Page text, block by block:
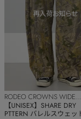
RODEO CROWNS WIDE
BOWL
【UNISEX】SHARE DRY
PTTERN バレルスウェッ